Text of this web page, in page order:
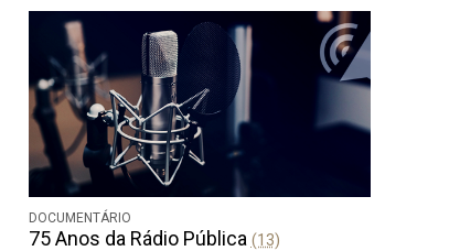
DOCUMENTÁRIO
75 Anos da Rádio Pública (13)